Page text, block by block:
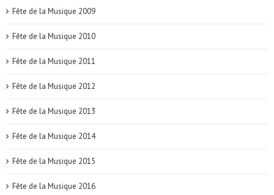
Fête de la Musique 2009
Fête de la Musique 2010
Fête de la Musique 2011
Fête de la Musique 2012
Fête de la Musique 2013
Fête de la Musique 2014
Fête de la Musique 2015
Fête de la Musique 2016